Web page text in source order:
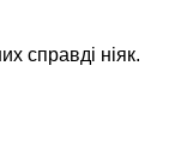
справді ніяк.